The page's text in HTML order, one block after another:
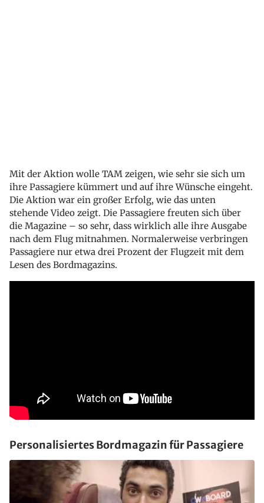
Mit der Aktion wolle TAM zeigen, wie sehr sie sich um
ihre Passagiere kümmert und auf ihre Wünsche eingeht.
Die Aktion war ein großer Erfolg, wie das unten
stehende Video zeigt. Die Passagiere freuten sich über
die Magazine – so sehr, dass wirklich alle ihre Ausgabe
nach dem Flug mitnahmen. Normalerweise verbringen
Passagiere nur etwa drei Prozent der Flugzeit mit dem
Lesen des Bordmagazins.
Personalisiertes Bordmagazin für Passagiere